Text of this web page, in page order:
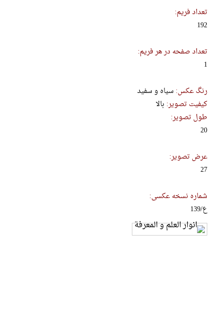
تعداد فریم:
192
تعداد صفحه در هر فریم:
1
رنگ عکس: سیاه و سفید
کیفیت تصویر: بالا
طول تصویر:
20
عرض تصویر:
27
شماره نسخه عکسی:
ع/139